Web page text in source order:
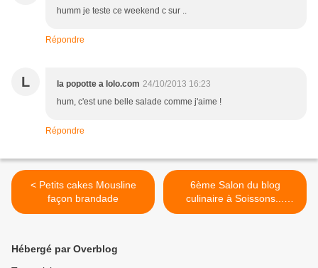
humm je teste ce weekend c sur ..
Répondre
L la popotte a lolo.com 24/10/2013 16:23
hum, c'est une belle salade comme j'aime !
Répondre
< Petits cakes Mousline
façon brandade
6ème Salon du blog
culinaire à Soissons...
Venez nombreux >
Hébergé par Overblog